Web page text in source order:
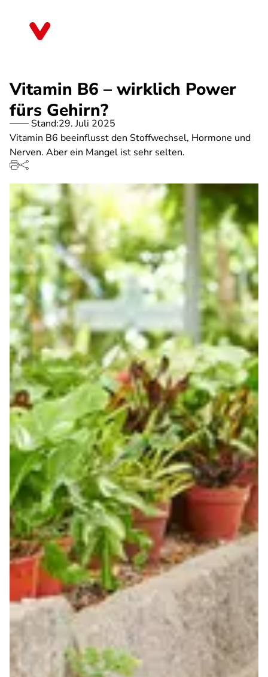
Vitamin B6 – wirklich Power
fürs Gehirn?
Stand:29. Juli 2025
Vitamin B6 beeinflusst den Stoffwechsel, Hormone und
Nerven. Aber ein Mangel ist sehr selten.